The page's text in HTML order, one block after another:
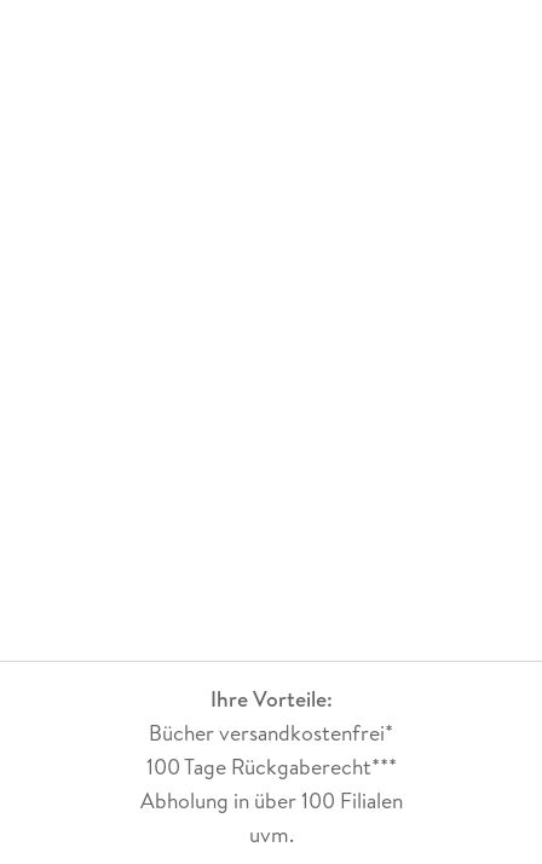
Ihre Vorteile:
Bücher versandkostenfrei*
100 Tage Rückgaberecht***
Abholung in über 100 Filialen
uvm.